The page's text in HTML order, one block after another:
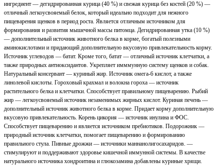
ингредиент — дегидрированная курица (40 %) и свежая курица без костей (20 %) —
отличный легкоусвояемый белок, который идеально подходит для нежного
пищеварения щенков в период роста. Является отличным источником для
формирования и развития мышечной массы питомца. Дегидрированная утка (10 %)
— дополнительный источник животного белка в корме, богатый полезными
аминокислотами и придающий дополнительную вкусовую привлекательность корму.
Источник углеводов — батат. Кроме того, батат — отличный источник клетчатки, а
также природных антиоксидантов. Укрепляет имммунную систему щенков и собак.
Натуральный консервант — куриный жир. Источник омега-6 кислот, а также
линолевой кислоты. Гороховый крахмал и волокна гороха — источник
растительного белка и клетчатки. Способствует правильному пищеварению. Рыбий
жир — легкоусвояемый источник незаменимых жирных кислот. Куриная печень —
дополнительный источник животного белка в корме. Придает корму дополнительную
вкусовую привлекательность. Корень цикория — источник инулина и ФОС.
Способствует пищеварению и является источником пребиотиков. Подорожник —
природный источник клетчатки, помогает пищеварению и формированию
правильного стула. Пивные дрожжи — источники маннанолигосахаридов. —
стимулируют и поддерживают здоровье кишечной иммунной системы. В качестве
натурального источника хондроитина и глюкозамина добавлены куриные хрящи.